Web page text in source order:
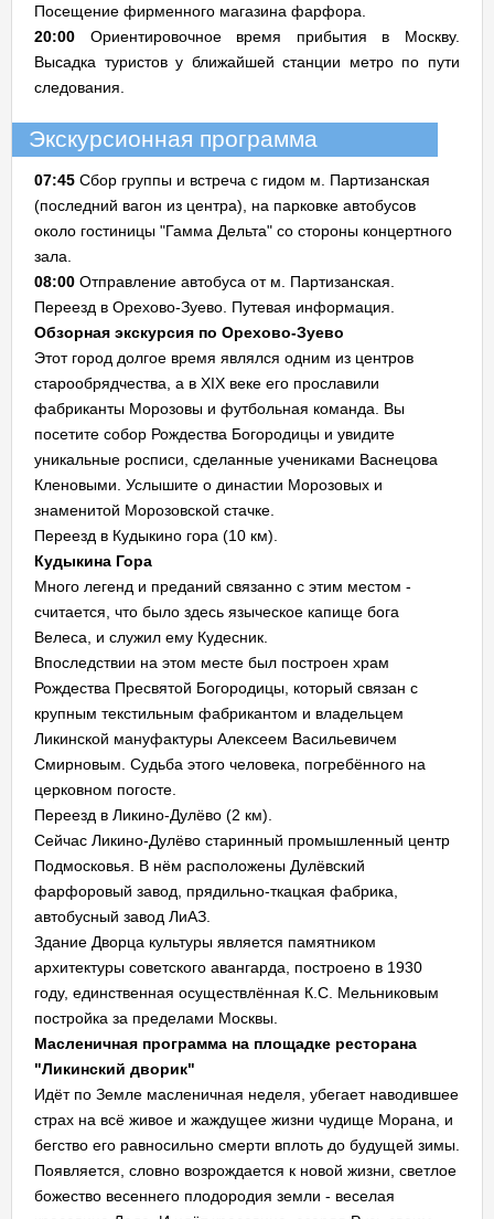
Посещение фирменного магазина фарфора.
20:00
Ориентировочное время прибытия в Москву.
Высадка туристов у ближайшей станции метро по пути
следования.
Экскурсионная программа
07:45 Сбор группы и встреча с гидом м. Партизанская
(последний вагон из центра), на парковке автобусов
около гостиницы "Гамма Дельта" со стороны концертного
зала.
08:00 Отправление автобуса от м. Партизанская.
Переезд в Орехово-Зуево. Путевая информация.
Обзорная экскурсия по Орехово-Зуево
Этот город долгое время являлся одним из центров
старообрядчества, а в XIX веке его прославили
фабриканты Морозовы и футбольная команда. Вы
посетите собор Рождества Богородицы и увидите
уникальные росписи, сделанные учениками Васнецова
Кленовыми. Услышите о династии Морозовых и
знаменитой Морозовской стачке.
Переезд в Кудыкино гора (10 км).
Кудыкина Гора
Много легенд и преданий связанно с этим местом -
считается, что было здесь языческое капище бога
Велеса, и служил ему Кудесник.
Впоследствии на этом месте был построен храм
Рождества Пресвятой Богородицы, который связан с
крупным текстильным фабрикантом и владельцем
Ликинской мануфактуры Алексеем Васильевичем
Смирновым. Судьба этого человека, погребённого на
церковном погосте.
Переезд в Ликино-Дулёво (2 км).
Сейчас Ликино-Дулёво старинный промышленный центр
Подмосковья. В нём расположены Дулёвский
фарфоровый завод, прядильно-ткацкая фабрика,
автобусный завод ЛиАЗ.
Здание Дворца культуры является памятником
архитектуры советского авангарда, построено в 1930
году, единственная осуществлённая К.С. Мельниковым
постройка за пределами Москвы.
Масленичная программа на площадке ресторана
"Ликинский дворик"
Идёт по Земле масленичная неделя, убегает наводившее
страх на всё живое и жаждущее жизни чудище Морана, и
бегство его равносильно смерти вплоть до будущей зимы.
Появляется, словно возрождается к новой жизни, светлое
божество весеннего плодородия земли - веселая